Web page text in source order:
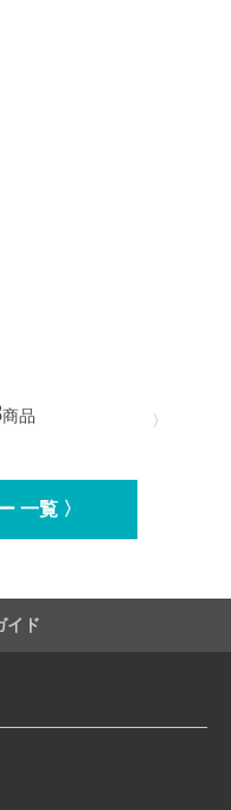
商品 〉
一覧 〉
イド